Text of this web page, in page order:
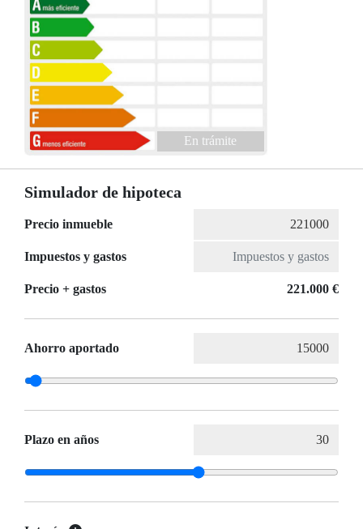
En trámite
Simulador de hipoteca
Precio inmueble
Impuestos y gastos
Precio + gastos 221.000 €
Ahorro aportado
Plazo en años